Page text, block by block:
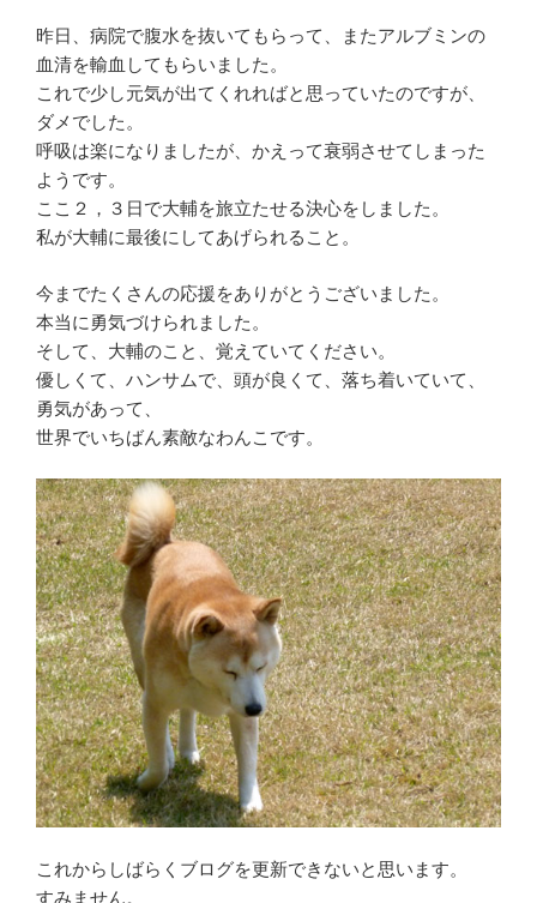
昨日、病院で腹水を抜いてもらって、またアルブミンの
血清を輸血してもらいました。
これで少し元気が出てくれればと思っていたのですが、
ダメでした。
呼吸は楽になりましたが、かえって衰弱させてしまった
ようです。
ここ２，３日で大輔を旅立たせる決心をしました。
私が大輔に最後にしてあげられること。
今までたくさんの応援をありがとうございました。
本当に勇気づけられました。
そして、大輔のこと、覚えていてください。
優しくて、ハンサムで、頭が良くて、落ち着いていて、
勇気があって、
世界でいちばん素敵なわんこです。
これからしばらくブログを更新できないと思います。
すみません。